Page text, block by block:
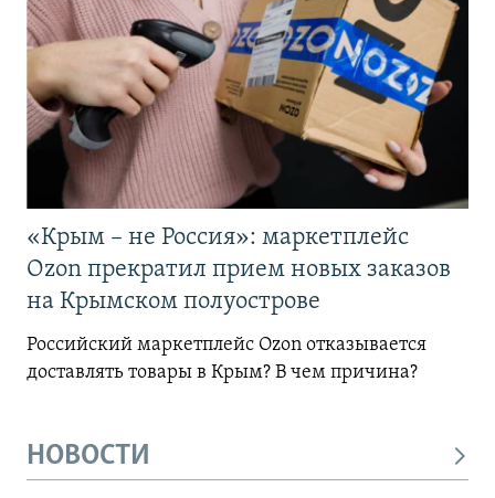
«Крым – не Россия»: маркетплейс
Ozon прекратил прием новых заказов
на Крымском полуострове
Российский маркетплейс Ozon отказывается
доставлять товары в Крым? В чем причина?
НОВОСТИ